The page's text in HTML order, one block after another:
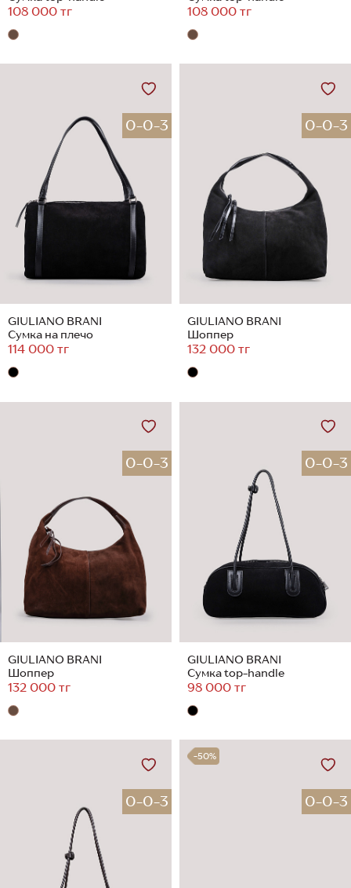
108 000 тг 108 000 тг
0-0-3
GIULIANO BRANI
Сумка на плечо
114 000 тг
0-0-3
GIULIANO BRANI
Шоппер
132 000 тг
0-0-3
GIULIANO BRANI
Шоппер
132 000 тг
0-0-3
GIULIANO BRANI
Сумка top-handle
98 000 тг
0-0-3
-50%
0-0-3